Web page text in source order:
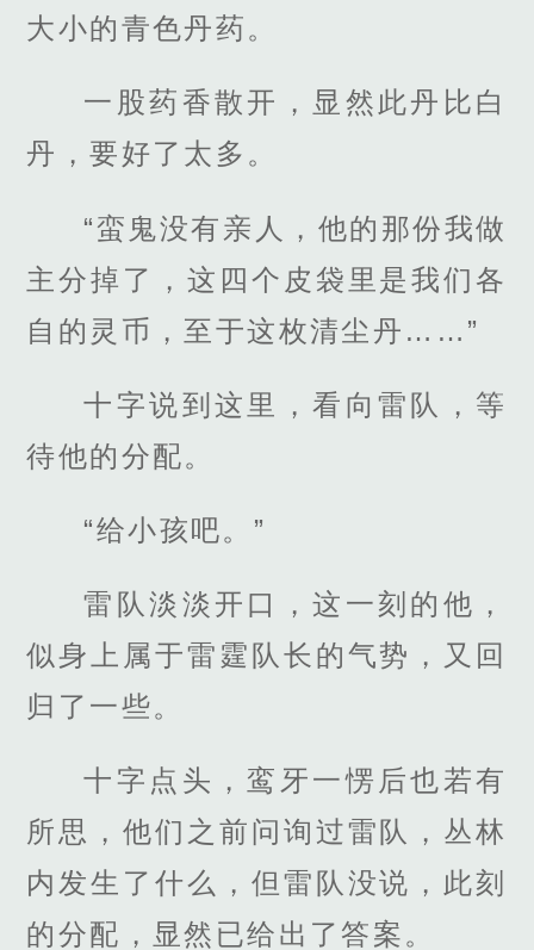
大小的青色丹药。
一股药香散开，显然此丹比白
丹，要好了太多。
“蛮鬼没有亲人，他的那份我做
主分掉了，这四个皮袋里是我们各
自的灵币，至于这枚清尘丹……”
十字说到这里，看向雷队，等
待他的分配。
“给小孩吧。”
雷队淡淡开口，这一刻的他，
似身上属于雷霆队长的气势，又回
归了一些。
十字点头，鸾牙一愣后也若有
所思，他们之前问询过雷队，丛林
内发生了什么，但雷队没说，此刻
的分配，显然已给出了答案。